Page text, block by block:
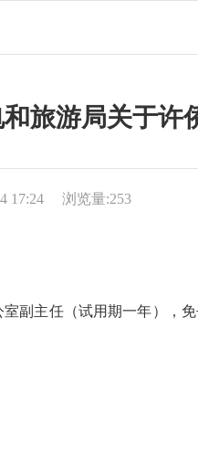
旅游局关于许
17:24 浏览量:253
主任（试用期一年），